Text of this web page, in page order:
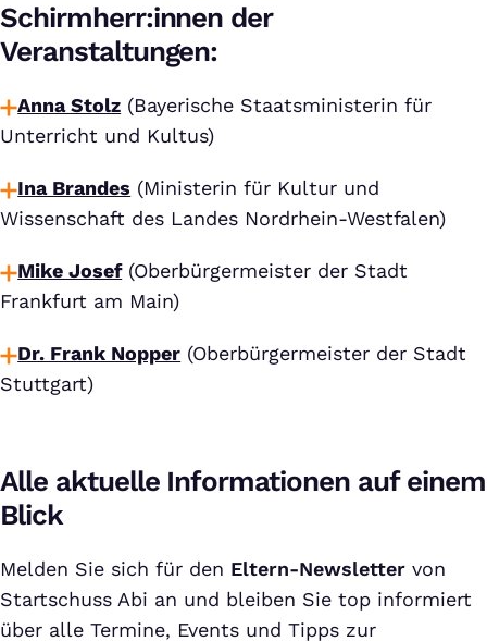
Schirmherr:innen der
Veranstaltungen:
Anna Stolz (Bayerische Staatsministerin für
Unterricht und Kultus)
Ina Brandes (Ministerin für Kultur und
Wissenschaft des Landes Nordrhein-Westfalen)
Mike Josef(Oberbürgermeister der Stadt
Frankfurt am Main)
Dr. Frank Nopper (Oberbürgermeister der Stadt
Stuttgart)
Alle aktuelle Informationen auf einem
Blick
Melden Sie sich für den Eltern-Newsletter von
Startschuss Abi an und bleiben Sie top informiert
über alle Termine, Events und Tipps zur